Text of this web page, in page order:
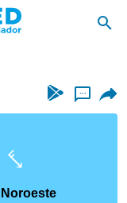
...
Noroeste